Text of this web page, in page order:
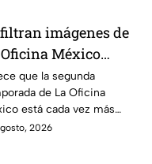
filtran imágenes de
México
2 y un
desata teorías
los fans
que la segunda
de La Oficina
está cada vez más
pues el elenco ya se
2026